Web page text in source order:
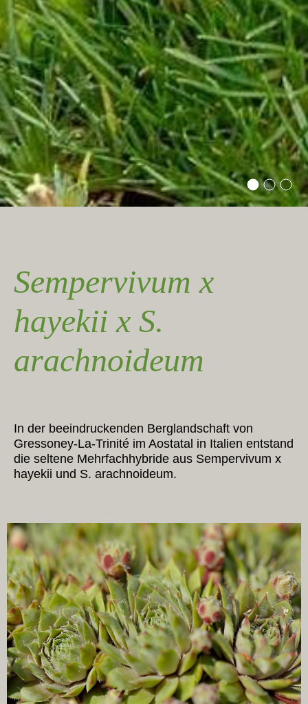
Sempervivum x
hayekii x S.
arachnoideum
In der beeindruckenden Berglandschaft von
Gressoney-La-Trinité im Aostatal in Italien entstand
die seltene Mehrfachhybride aus Sempervivum x
hayekii und S. arachnoideum.